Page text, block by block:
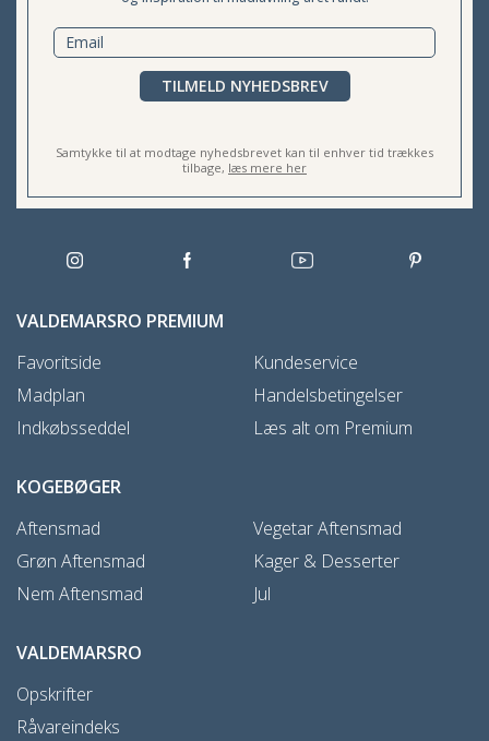
TILMELD NYHEDSBREV
Samtykke til at modtage nyhedsbrevet kan til enhver tid trækkes
tilbage, læs mere her
VALDEMARSRO PREMIUM
Favoritside
Madplan
Indkøbsseddel
Kundeservice
Handelsbetingelser
Læs alt om Premium
KOGEBØGER
Aftensmad
Grøn Aftensmad
Nem Aftensmad
Vegetar Aftensmad
Kager & Desserter
Jul
VALDEMARSRO
Opskrifter
Råvareindeks